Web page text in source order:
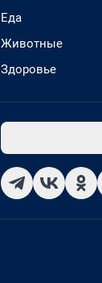
Еда
Животные
Здоровье